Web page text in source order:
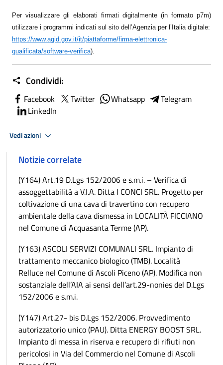
Per visualizzare gli elaborati firmati digitalmente (in formato p7m)
utilizzare i programmi indicati sul sito dell’Agenzia per l’Italia digitale:
https://www.agid.gov.it/it/piattaforme/firma-elettronica-
qualificata/software-verifica).
Condividi:
Facebook Twitter Whatsapp
Telegram
LinkedIn
Vedi azioni
Notizie correlate
(Y164) Art.19 D.Lgs 152/2006 e s.m.i. – Verifica di
assoggettabilità a V.I.A. Ditta I CONCI SRL. Progetto per
coltivazione di una cava di travertino con recupero
ambientale della cava dismessa in LOCALITÀ FICCIANO
nel Comune di Acquasanta Terme (AP).
(Y163) ASCOLI SERVIZI COMUNALI SRL. Impianto di
trattamento meccanico biologico (TMB). Località
Relluce nel Comune di Ascoli Piceno (AP). Modifica non
sostanziale dell’AIA ai sensi dell’art.29-nonies del D.Lgs
152/2006 e s.m.i.
(Y147) Art.27- bis D.Lgs 152/2006. Provvedimento
autorizzatorio unico (PAU). Ditta ENERGY BOOST SRL.
Impianto di messa in riserva e recupero di rifiuti non
pericolosi in Via del Commercio nel Comune di Ascoli